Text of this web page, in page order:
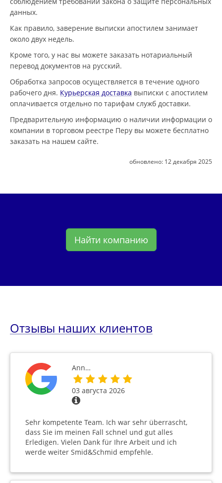
данных.
Как правило, заверение выписки апостилем занимает
около двух недель.
Кроме того, у нас вы можете заказать нотариальный
перевод документов на русский.
Обработка запросов осуществляется в течение одного
рабочего дня. Курьерская доставка выписки с апостилем
оплачивается отдельно по тарифам служб доставки.
Предварительную информацию о наличии информации о
компании в торговом реестре Перу вы можете бесплатно
заказать на нашем сайте.
обновлено: 12 декабря 2025
Найти компанию
Отзывы наших клиентов
Ann…
03 августа 2026
Sehr kompetente Team. Ich war sehr überrascht,
dass Sie im meinen Fall schnel und gut alles
Erledigen. Vielen Dank für Ihre Arbeit und ich
werde weiter Smid&Schmid empfehle.